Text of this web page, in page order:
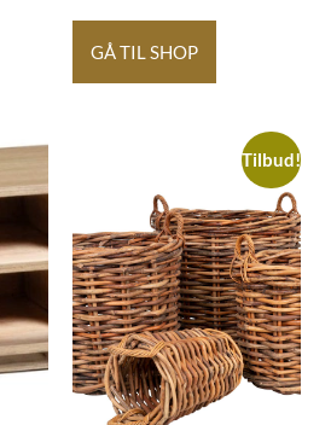
GÅ TIL SHOP
Tilbud!